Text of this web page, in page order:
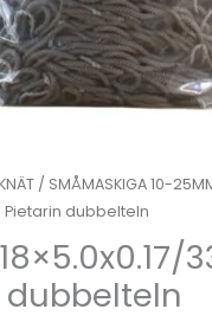
/ SMÅMASKIGA 10-
Pietarin dubbelteln
dubbelteln